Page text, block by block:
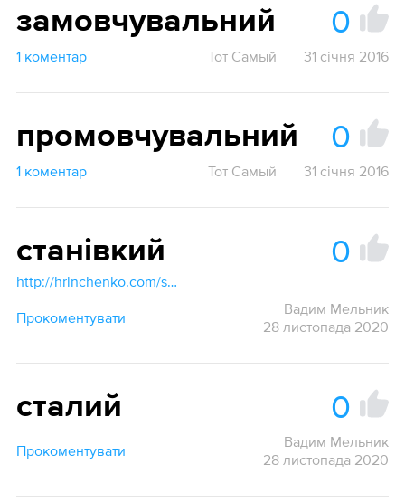
замовчувальний 0
1 коментар Тот Самый 31 січня 2016
промовчувальний 0
1 коментар Тот Самый 31 січня 2016
станівкий 0
http://hrinchenko.com/slovar/znachenie-slova/56409-stanivkyj.html#show_point
Прокоментувати
Вадим Мельник
28 листопада 2020
сталий 0
Прокоментувати
Вадим Мельник
28 листопада 2020